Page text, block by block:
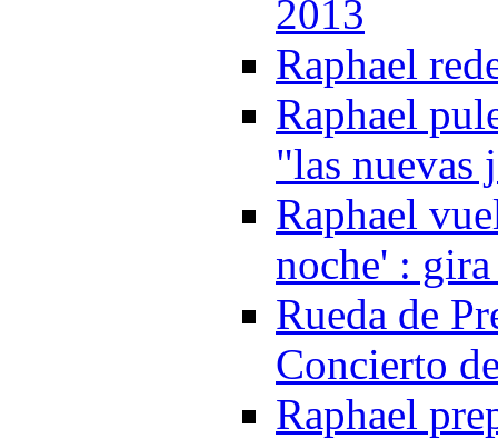
2013
Raphael
Raphael
"las nuevas
Raphael
noche' :
Rueda de
Concierto
Raphael